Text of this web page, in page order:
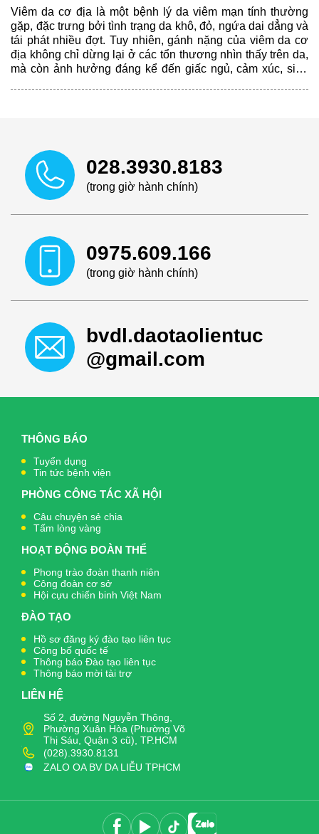
Viêm da cơ địa là một bệnh lý da viêm mạn tính thường
gặp, đặc trưng bởi tình trạng da khô, đỏ, ngứa dai dẳng và
tái phát nhiều đợt. Tuy nhiên, gánh nặng của viêm da cơ
địa không chỉ dừng lại ở các tổn thương nhìn thấy trên da,
mà còn ảnh hưởng đáng kể đến giấc ngủ, cảm xúc, sinh
028.3930.8183
(trong giờ hành chính)
0975.609.166
(trong giờ hành chính)
bvdl.daotaolientuc
@gmail.com
THÔNG BÁO
Tuyển dụng
Tin tức bệnh viện
PHÒNG CÔNG TÁC XÃ HỘI
Câu chuyện sẻ chia
Tấm lòng vàng
HOẠT ĐỘNG ĐOÀN THỂ
Phong trào đoàn thanh niên
Công đoàn cơ sở
Hội cựu chiến binh Việt Nam
ĐÀO TẠO
Hồ sơ đăng ký đào tạo liên tục
Công bố quốc tế
Thông báo Đào tạo liên tục
Thông báo mời tài trợ
LIÊN HỆ
Số 2, đường Nguyễn Thông,
Phường Xuân Hòa (Phường Võ
Thị Sáu, Quận 3 cũ), TP.HCM
(028).3930.8131
ZALO OA BV DA LIỄU TPHCM